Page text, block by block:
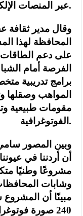
عبر المنصات الإلكترونية.
وقال مدير
المحافظة لهذا
على دعم الطاقات
الفرصة أمام
برامج تدريبية
المواهب وصقلها
مقومات طبيعية
الفوتوغرافية.
وبين المصور
أن أردننا في
مشروعًا وطنيًا
وشابات
مبينًا أن
240 صورة